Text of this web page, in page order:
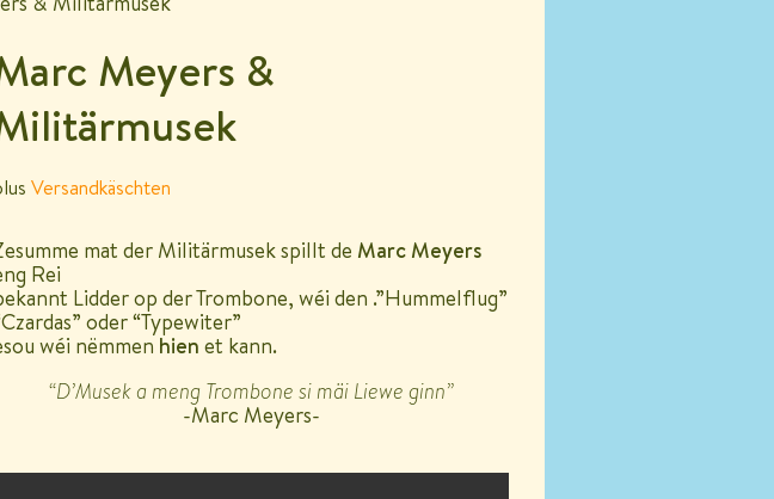
Meyers &
Versandkäschten
mat der Militärmusek spillt de Marc Meyers
Rei
Lidder op der Trombone, wéi den .”Hummelflug”
oder “Typewiter”
wéi nëmmenhien et kann.
“D’Musek a meng Trombone si mäi Liewe ginn”
-Marc Meyers-